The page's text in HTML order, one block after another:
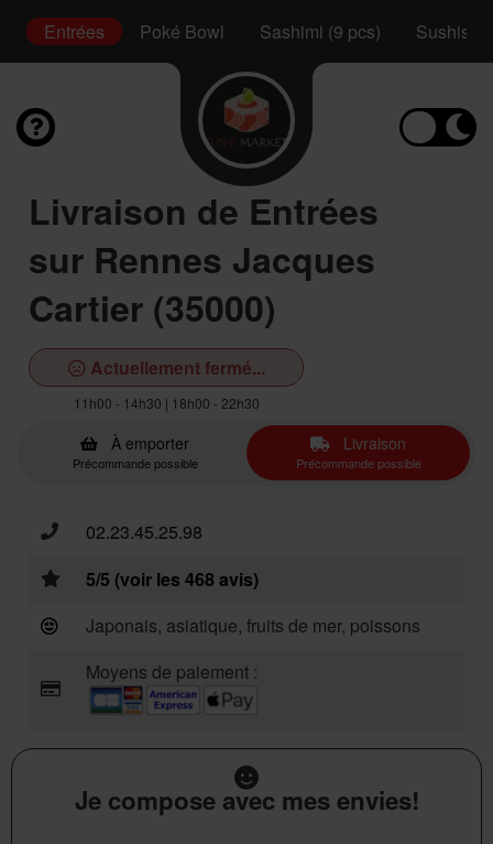
Entrées Poké Bowl Sashimi (9 pcs) Sushis
Livraison de Entrées
sur Rennes Jacques
Cartier (35000)
Actuellement fermé...
11h00 - 14h30 | 18h00 - 22h30
À emporter
Précommande possible
Livraison
Précommande possible
02.23.45.25.98
5/5 (voir les 468 avis)
Japonais, asiatique, fruits de mer, poissons
Moyens de paiement :
Je compose avec mes envies!